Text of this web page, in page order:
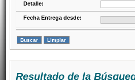
Detalle:
Fecha Entrega desde:
Resultado de la